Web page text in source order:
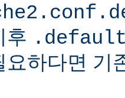
후
요하다면 기